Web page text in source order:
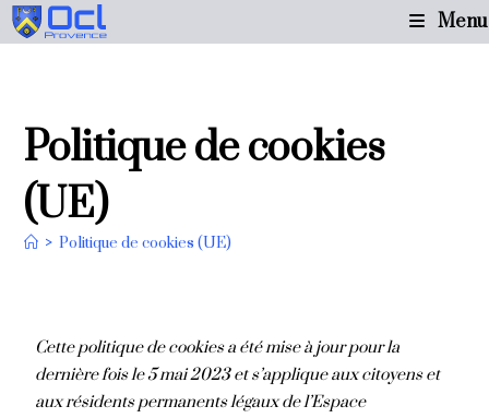
Menu
Politique de cookies
(UE)
> Politique de cookies (UE)
Cette politique de cookies a été mise à jour pour la
dernière fois le 5 mai 2023 et s’applique aux citoyens et
aux résidents permanents légaux de l’Espace